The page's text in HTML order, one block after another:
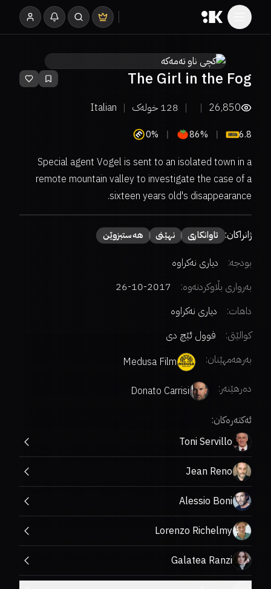
The Girl in the Fog
26,850
128 خولەک Italian
6.8
86%
0%
Special agent Vogel is sent to an isolated town in a
remote mountain valley to investigate the case of a
sixteen years old's disappearance.
ژانراکان: تاوانکاری نهێنی هەستبزوێن
بودجە:
دیاری نەکراوە
بەرواری بڵاوکردنەوە:
2017-10-26
داهات:
دیاری نەکراوە
کوالێتی:
فوول ئێچ دی
بەرهەمهێنان:
Medusa Film
دەرهێنەر:
Donato Carrisi
ئەکتەرەکان:
Toni Servillo
Jean Reno
Alessio Boni
Lorenzo Richelmy
Galatea Ranzi